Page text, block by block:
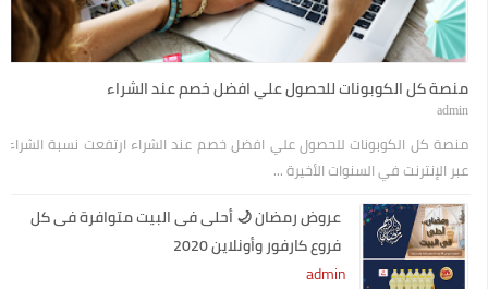
منصة كل الكوبونات للحصول علي افضل خصم عند الشراء
admin
منصة كل الكوبونات للحصول علي افضل خصم عند الشراء ارتفعت نسبة الشراء
عبر الإنترنت في السنوات الأخيرة ...
عروض رمضان 🌙 أحلى فى البيت متوافرة فى كل
فروع كارفور وأونلاين 2020
admin